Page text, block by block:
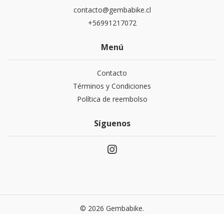
contacto@gembabike.cl
+56991217072
Menú
Contacto
Términos y Condiciones
Política de reembolso
Síguenos
© 2026 Gembabike.